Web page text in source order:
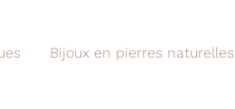
Bijoux en pierres naturelles